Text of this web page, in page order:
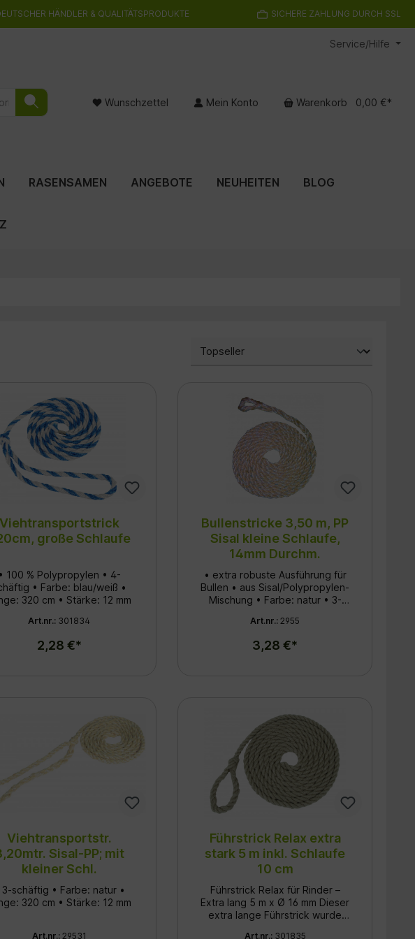
HÄNDLER & QUALITÄTSPRODUKTE SICHERE ZAHLUNG DURCH SSL
Service/Hilfe
Wunschzettel Mein Konto Warenkorb 0,00 €*
RASENSAMEN ANGEBOTE NEUHEITEN BLOG
Viehtransportstrick
große Schlaufe
• 100 % Polypropylen • 4-
• Farbe: blau/weiß •
320 cm • Stärke: 12 mm
Art.nr.: 301834
2,28 €*
Bullenstricke 3,50 m, PP
Sisal kleine Schlaufe,
14mm Durchm.
• extra robuste Ausführung für
Bullen • aus Sisal/Polypropylen-
Mischung • Farbe: natur • 3-
Strickstärke: 14 mm • mit kleiner
Art.nr.:2955
3,28 €*
Viehtransportstr.
Sisal-PP; mit
kleiner Schl.
3-schäftig • Farbe: natur •
320 cm • Stärke: 12 mm
Art.nr.: 29531
Führstrick Relax extra
stark 5 m inkl. Schlaufe
10 cm
Führstrick Relax für Rinder –
Extra lang 5 m x Ø 16 mm Dieser
extra lange Führstrick wurde
Art.nr.: 301835